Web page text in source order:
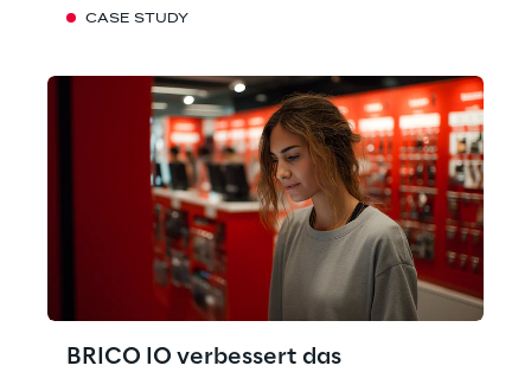
CASE STUDY
BRICO IO verbessert das